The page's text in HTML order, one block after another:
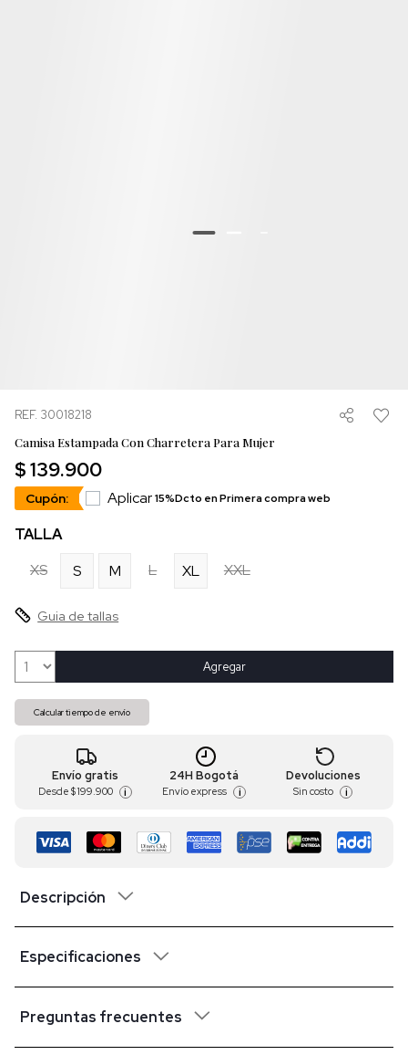
REF. 30018218
Camisa Estampada Con Charretera Para Mujer
$ 139.900
Cupón: Aplicar15%Dcto en Primera compra web
TALLA
XS
S M L XL XXL
Guia de tallas
Agregar
Calcular tiempo de envío
Envío gratis
Desde $ 199.900 i
24H Bogotá
Envío express i
Devoluciones
Sin costo i
Descripción
Especificaciones
Preguntas frecuentes